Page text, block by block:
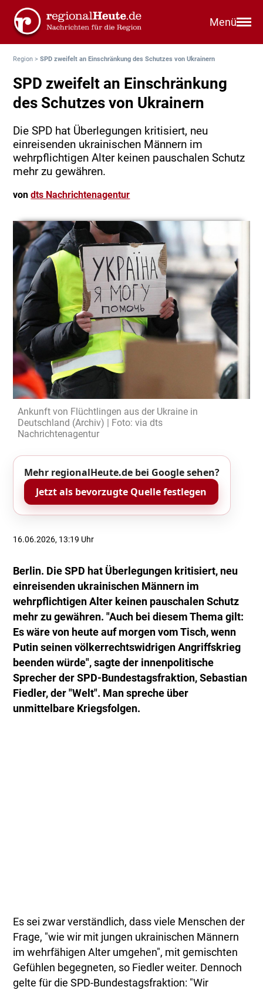
Menü
Region >SPD zweifelt an Einschränkung des Schutzes von Ukrainern
SPD zweifelt an Einschränkung
des Schutzes von Ukrainern
Die SPD hat Überlegungen kritisiert, neu
einreisenden ukrainischen Männern im
wehrpflichtigen Alter keinen pauschalen Schutz
mehr zu gewähren.
vondts Nachrichtenagentur
Ankunft von Flüchtlingen aus der Ukraine in
Deutschland (Archiv) | Foto: via dts
Nachrichtenagentur
Mehr regionalHeute.de bei Google sehen?
Jetzt als bevorzugte Quelle festlegen
16.06.2026, 13:19 Uhr
Berlin. Die SPD hat Überlegungen kritisiert, neu
einreisenden ukrainischen Männern im
wehrpflichtigen Alter keinen pauschalen Schutz
mehr zu gewähren. "Auch bei diesem Thema gilt:
Es wäre von heute auf morgen vom Tisch, wenn
Putin seinen völkerrechtswidrigen Angriffskrieg
beenden würde", sagte der innenpolitische
Sprecher der SPD-Bundestagsfraktion, Sebastian
Fiedler, der "Welt". Man spreche über
unmittelbare Kriegsfolgen.
Es sei zwar verständlich, dass viele Menschen der
Frage, "wie wir mit jungen ukrainischen Männern
im wehrfähigen Alter umgehen", mit gemischten
Gefühlen begegneten, so Fiedler weiter. Dennoch
gelte für die SPD-Bundestagsfraktion: "Wir